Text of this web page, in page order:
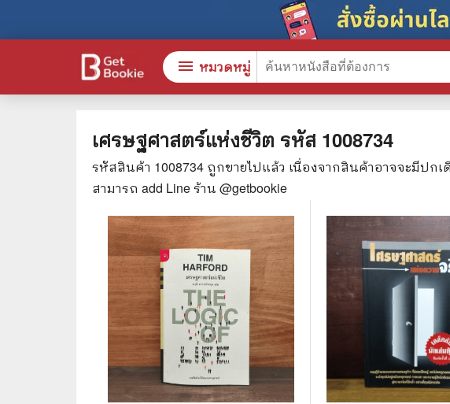
เศรษฐศาสตร์แห่งชีวิต รหัส 1008734
รหัสสินค้า 1008734 ถูกขายไปแล้ว เนื่องจากสินค้าอาจจะมีป
สามารถ add Line ร้าน @getbookie
menu หมวดหมู่
หนังสือทั้งหมด
สินค้าใช้เฉพาะแต้มเท่านั้น
📚 หนังสือทั่วไป
😁 จิตวิทยา พัฒนาตนเอง
👔 ธุรกิจ เศรษฐศาสตร์
📜 ประวัติศาสตร์
⚖️ กฎหมาย
💬 ภาษาศาสตร์
💉 การแพทย์
👮‍♀️ คู่มือเตรียมสอบราชก
🏫 หนังสือเรียน
👩‍🏫 แนะแนวการศึกษา